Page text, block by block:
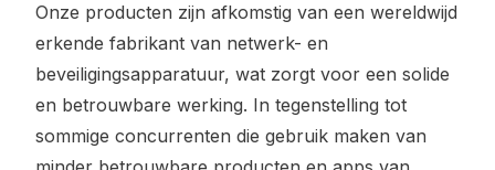
Onze producten zijn afkomstig van een wereldwijd
erkende fabrikant van netwerk- en
beveiligingsapparatuur, wat zorgt voor een solide
en betrouwbare werking. In tegenstelling tot
sommige concurrenten die gebruik maken van